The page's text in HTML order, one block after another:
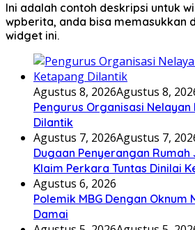
Ini adalah contoh deskripsi untuk
wpberita, anda bisa memasukkan
widget ini.
Agustus 8, 2026Agustus 8,
Pengurus Organisasi Nelayan
Dilantik
Agustus 7, 2026Agustus 7,
Dugaan Penyerangan Rumah
Klaim Perkara Tuntas Dinilai
Agustus 6, 2026
Polemik MBG Dengan Oknum
Damai